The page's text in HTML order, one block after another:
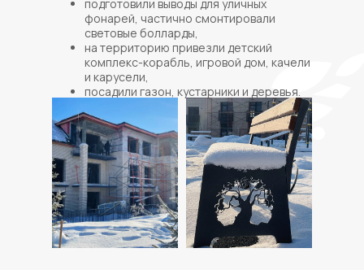
подготовили выводы для уличных
фонарей, частично смонтировали
световые болларды,
на территорию привезли детский
комплекс-корабль, игровой дом, качели
и карусели,
посадили газон, кустарники и деревья.